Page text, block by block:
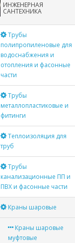
ИНЖЕНЕРНАЯ
САНТЕХНИКА
Трубы
полипропиленовые для
водоснабжения и
отопления и фасонные
части
Трубы
металлопластиковые и
фитинги
Теплоизоляция для
труб
Трубы
канализационные ПП и
ПВХ и фасонные части
Краны шаровые
Краны шаровые
муфтовые